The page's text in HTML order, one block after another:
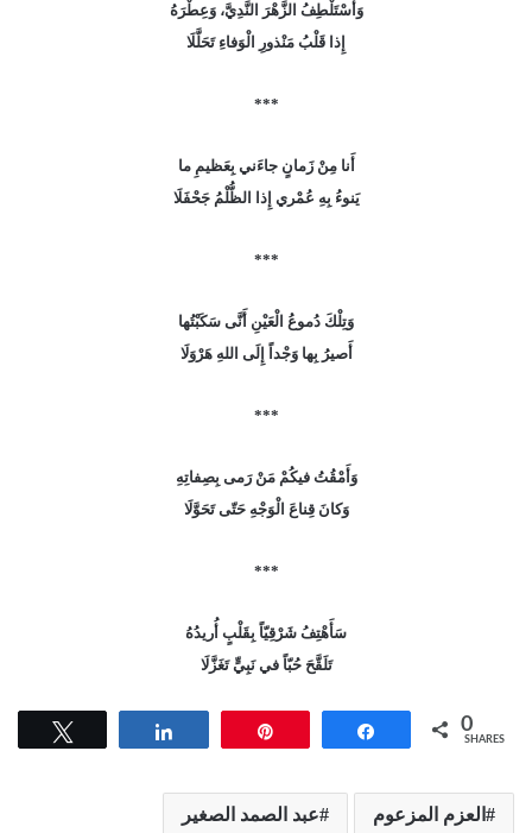
وَأَسْتَلْطِفُ الزَّهْرَ النَّدِيَّ، وَعِطْرَهُ
إِذا قَلْبُ مَنْذورِ الْوَفاءِ تَحَلَّلَا
***
أَنا مِنْ زَمانٍ جاءَني بِعَظيمِ ما
يَنوءُ بِهِ عُمْري إِذا الظُّلْمُ جَحْفَلَا
***
وَتِلْكَ دُموعُ الْعَيْنِ أَنَّى سَكَبْتُها
أَصيرُ بِها وَجْداً إِلَى اللهِ هَرْوَلَا
***
وَأَمْقُتُ فيكُمْ مَنْ رَمى بِصِفاتِهِ
وَكانَ قِناعَ الْوَجْهِ حَتّى تَحَوَّلَا
***
سَأَهْتِفُ شَرْقِيّاً بِقَلْبٍ أُريدُهُ
تَلَقَّحَ حُبّاً في نَبِيٍّ تَغَزَّلَا
Share 0
SHARES
العزم المزعوم عبد الصمد الصغير